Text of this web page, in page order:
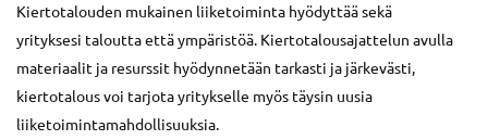
Kiertotalouden mukainen liiketoiminta hyödyttää sekä
yrityksesi taloutta että ympäristöä. Kiertotalousajattelun avulla
materiaalit ja resurssit hyödynnetään tarkasti ja järkevästi,
kiertotalous voi tarjota yritykselle myös täysin uusia
liiketoimintamahdollisuuksia.